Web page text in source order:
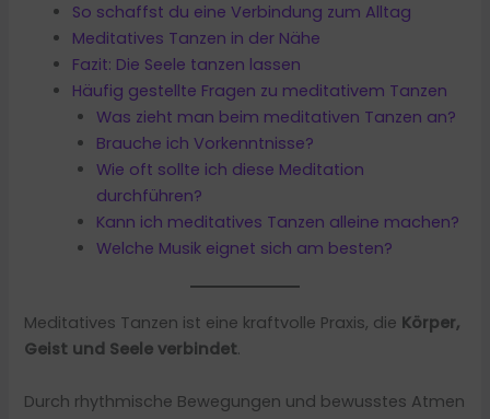
So schaffst du eine Verbindung zum Alltag
Meditatives Tanzen in der Nähe
Fazit: Die Seele tanzen lassen
Häufig gestellte Fragen zu meditativem Tanzen
Was zieht man beim meditativen Tanzen an?
Brauche ich Vorkenntnisse?
Wie oft sollte ich diese Meditation
durchführen?
Kann ich meditatives Tanzen alleine machen?
Welche Musik eignet sich am besten?
Meditatives Tanzen ist eine kraftvolle Praxis, die Körper,
Geist und Seele verbindet.
Durch rhythmische Bewegungen und bewusstes Atmen